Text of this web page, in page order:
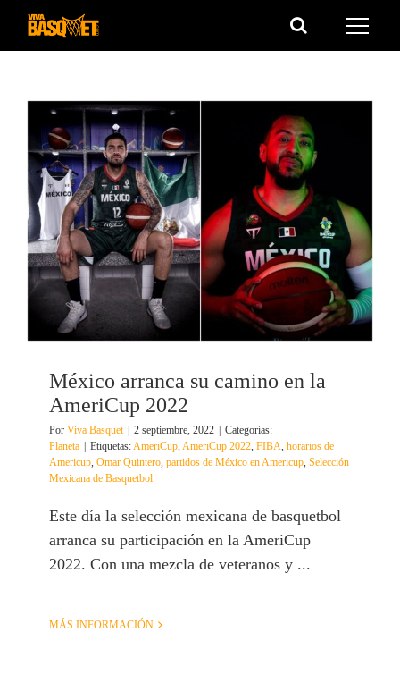
Saltar
México arranca su camino en la
AmeriCup 2022
Por Viva Basquet | 2 septiembre, 2022 | Categorías:
Planeta | Etiquetas: AmeriCup AmeriCup 2022 FIBA horarios de
Americup Omar Quintero partidos de México en Americup Selección
Mexicana de Basquetbol
Este día la selección mexicana de basquetbol
arranca su participación en la AmeriCup
2022. Con una mezcla de veteranos y ...
MÁS INFORMACIÓN